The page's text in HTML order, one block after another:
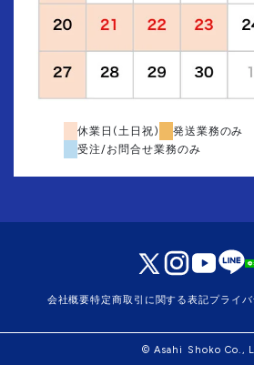
休業日(土日祝)
発送業務のみ
受注/お問合せ業務のみ
会社概要特定商取引に関する表記プライ
© Asahi Shoko Co.,